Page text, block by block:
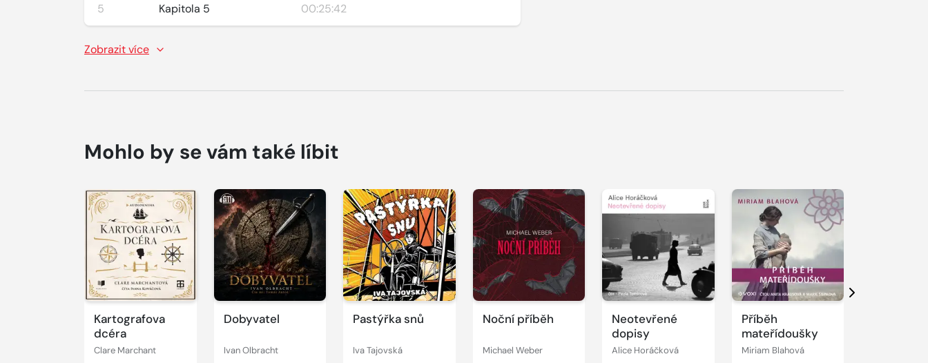
5 Kapitola 5 00:25:42
Zobrazit více
Mohlo by se vám také líbit
Kartografova
dcéra
Clare Marchant
Přehrát
ukázku
Dobyvatel
Ivan Olbracht
Přehrát
ukázku
Pastýřka snů
Iva Tajovská
Přehrát
ukázku
Noční příběh
Michael Weber
Přehrát
ukázku
Neotevřené
dopisy
Alice Horáčková
Přehrát
Příběh
mateřídoušky
Miriam Blahová
Přehrát
ukázku
Další